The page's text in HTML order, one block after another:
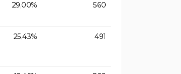
29,00% 560
25,43% 491